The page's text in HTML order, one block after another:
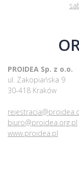
PROIDEA Sp. z o.o.
ul. Zakopiańska 9
30-418 Kraków
biuro@proidea.org.pl
www.proidea.pl